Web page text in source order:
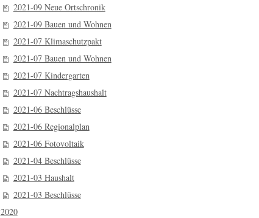
2021-09 Neue Ortschronik
2021-09 Bauen und Wohnen
2021-07 Klimaschutzpakt
2021-07 Bauen und Wohnen
2021-07 Kindergarten
2021-07 Nachtragshaushalt
2021-06 Beschlüsse
2021-06 Regionalplan
2021-06 Fotovoltaik
2021-04 Beschlüsse
2021-03 Haushalt
2021-03 Beschlüsse
2020